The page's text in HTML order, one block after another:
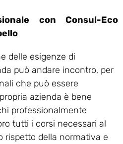
con Consul-Eco
delle esigenze di
può andare incontro, per
che può essere
azienda è bene
professionalmente
tutti i corsi necessari al
rispetto della normativa e